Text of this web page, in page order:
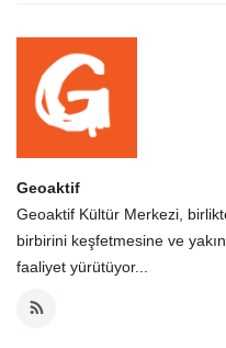
Geoaktif
Geoaktif Kültür Merkezi,
birbirini keşfetmesine ve
faaliyet yürütüyor...